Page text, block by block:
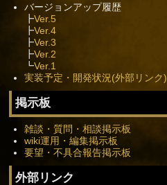
バージョンアップ履歴
┣Ver.5
┣Ver.4
┣Ver.3
┣Ver.2
┗Ver.1
実装予定・開発状況(外部リンク)
掲示板
雑談・質問・相談掲示板
wiki運用・編集掲示板
要望・不具合報告掲示板
外部リンク